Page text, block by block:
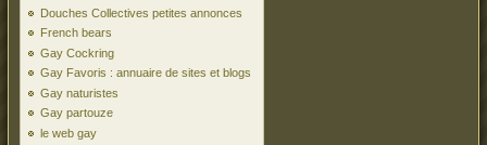
Douches Collectives petites annonces
French bears
Gay Cockring
Gay Favoris : annuaire de sites et blogs
Gay naturistes
Gay partouze
le web gay